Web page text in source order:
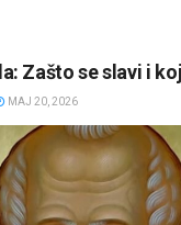
Zašto se slavi i
MAJ 20, 2026